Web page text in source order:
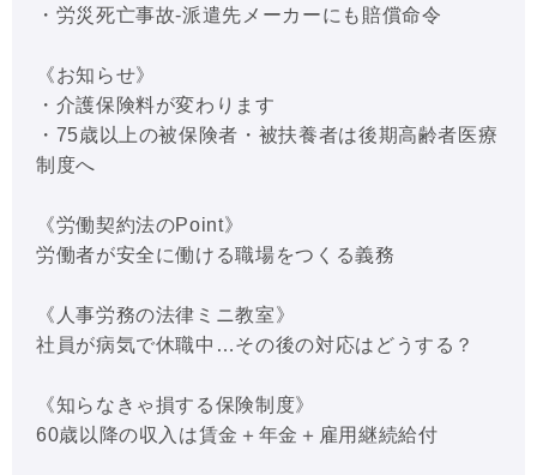
・労災死亡事故-派遣先メーカーにも賠償命令
《お知らせ》
・介護保険料が変わります
・75歳以上の被保険者・被扶養者は後期高齢者医療
制度へ
《労働契約法のPoint》
労働者が安全に働ける職場をつくる義務
《人事労務の法律ミニ教室》
社員が病気で休職中…その後の対応はどうする？
《知らなきゃ損する保険制度》
60歳以降の収入は賃金＋年金＋雇用継続給付